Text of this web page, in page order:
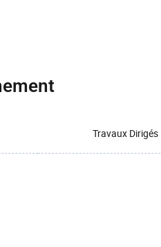
Travaux Dirigés